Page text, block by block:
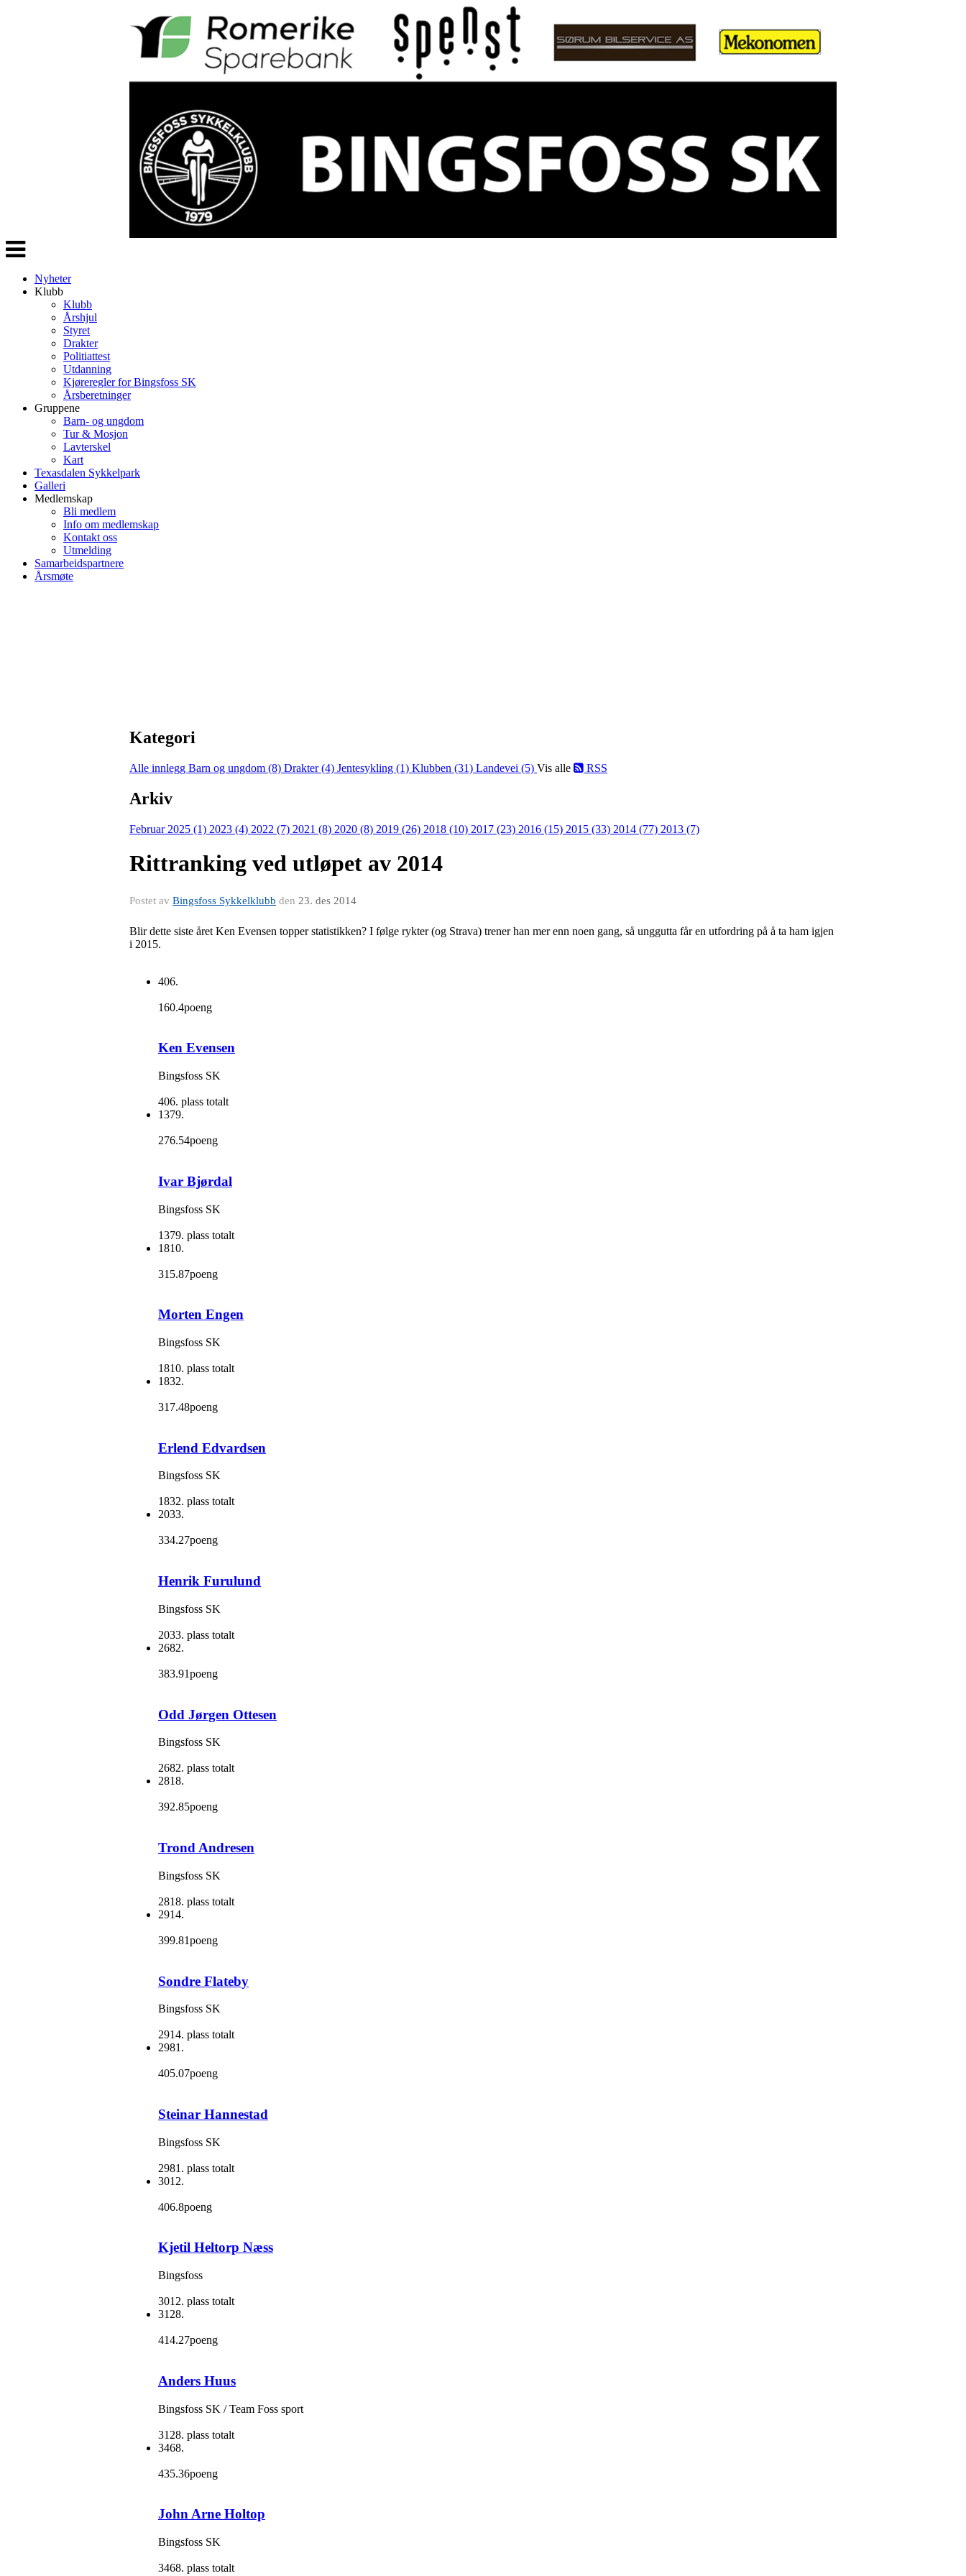
Veksle
navigasjon
Nyheter
Klubb
Klubb
Årshjul
Styret
Drakter
Politiattest
Utdanning
Kjøreregler for Bingsfoss SK
Årsberetninger
Gruppene
Barn- og ungdom
Tur & Mosjon
Lavterskel
Kart
Texasdalen Sykkelpark
Galleri
Medlemskap
Bli medlem
Info om medlemskap
Kontakt oss
Utmelding
Samarbeidspartnere
Årsmøte
Kategori
Alle innlegg Barn og ungdom (8) Drakter (4) Jentesykling (1) Klubben (31) Landevei (5) Vis alle RSS
Arkiv
Februar 2025 (1) 2023 (4) 2022 (7) 2021 (8) 2020 (8) 2019 (26) 2018 (10) 2017 (23) 2016 (15) 2015 (33) 2014 (77) 2013 (7)
Rittranking ved utløpet av 2014
Postet av Bingsfoss Sykkelklubb den 23. des 2014
Blir dette siste året Ken Evensen topper statistikken? I følge rykter (og Strava) trener han mer enn noen gang, så unggutta får en utfordring på å ta ham igjen
i 2015.
406.
160.4poeng
Ken Evensen
Bingsfoss SK
406. plass totalt
1379.
276.54poeng
Ivar Bjørdal
Bingsfoss SK
1379. plass totalt
1810.
315.87poeng
Morten Engen
Bingsfoss SK
1810. plass totalt
1832.
317.48poeng
Erlend Edvardsen
Bingsfoss SK
1832. plass totalt
2033.
334.27poeng
Henrik Furulund
Bingsfoss SK
2033. plass totalt
2682.
383.91poeng
Odd Jørgen Ottesen
Bingsfoss SK
2682. plass totalt
2818.
392.85poeng
Trond Andresen
Bingsfoss SK
2818. plass totalt
2914.
399.81poeng
Sondre Flateby
Bingsfoss SK
2914. plass totalt
2981.
405.07poeng
Steinar Hannestad
Bingsfoss SK
2981. plass totalt
3012.
406.8poeng
Kjetil Heltorp Næss
Bingsfoss
3012. plass totalt
3128.
414.27poeng
Anders Huus
Bingsfoss SK / Team Foss sport
3128. plass totalt
3468.
435.36poeng
John Arne Holtop
Bingsfoss SK
3468. plass totalt